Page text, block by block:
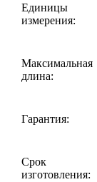
Единицы
измерения:
Максимальная
длина:
Гарантия:
Срок
изготовления: